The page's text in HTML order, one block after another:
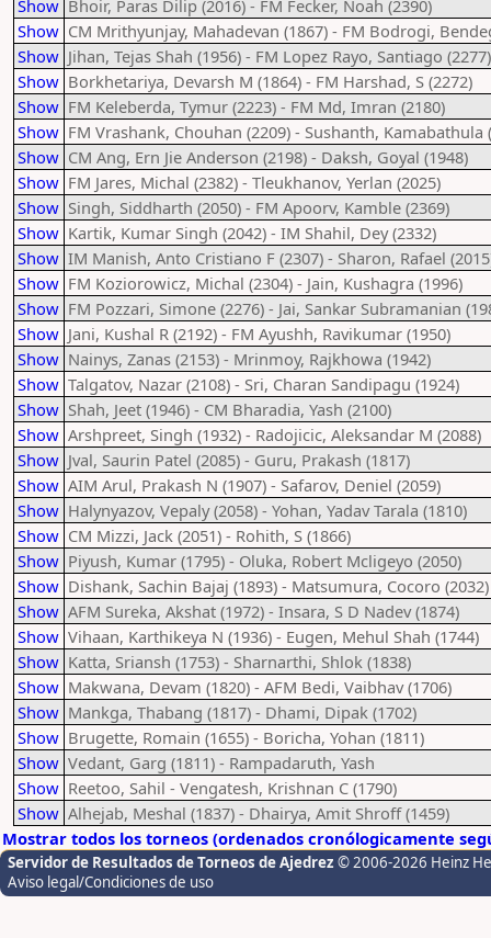
Show Bhoir, Paras Dilip (2016) - FM Fecker, Noah (2390)
Show CM Mrithyunjay, Mahadevan (1867) - FM Bodrogi,
Show Jihan, Tejas Shah (1956) - FM Lopez Rayo, Santiago (2277)
Show Borkhetariya, Devarsh M (1864) - FM Harshad, S (2272)
Show FM Keleberda, Tymur (2223) - FM Md, Imran (2180)
Show FM Vrashank, Chouhan (2209) - Sushanth, Kamabathula
Show CM Ang, Ern Jie Anderson (2198) - Daksh, Goyal (1948)
Show FM Jares, Michal (2382) - Tleukhanov, Yerlan (2025)
Show Singh, Siddharth (2050) - FM Apoorv, Kamble (2369)
Show Kartik, Kumar Singh (2042) - IM Shahil, Dey (2332)
Show IM Manish, Anto Cristiano F (2307) - Sharon, Rafael
Show FM Koziorowicz, Michal (2304) - Jain, Kushagra (1996)
Show FM Pozzari, Simone (2276) - Jai, Sankar Subramanian
Show Jani, Kushal R (2192) - FM Ayushh, Ravikumar (1950)
Show Nainys, Zanas (2153) - Mrinmoy, Rajkhowa (1942)
Show Talgatov, Nazar (2108) - Sri, Charan Sandipagu (1924)
Show Shah, Jeet (1946) - CM Bharadia, Yash (2100)
Show Arshpreet, Singh (1932) - Radojicic, Aleksandar M (2088)
Show Jval, Saurin Patel (2085) - Guru, Prakash (1817)
Show AIM Arul, Prakash N (1907) - Safarov, Deniel (2059)
Show Halynyazov, Vepaly (2058) - Yohan, Yadav Tarala (1810)
Show CM Mizzi, Jack (2051) - Rohith, S (1866)
Show Piyush, Kumar (1795) - Oluka, Robert Mcligeyo (2050)
Show Dishank, Sachin Bajaj (1893) - Matsumura, Cocoro (2032)
Show AFM Sureka, Akshat (1972) - Insara, S D Nadev (1874)
Show Vihaan, Karthikeya N (1936) - Eugen, Mehul Shah (1744)
Show Katta, Sriansh (1753) - Sharnarthi, Shlok (1838)
Show Makwana, Devam (1820) - AFM Bedi, Vaibhav (1706)
Show Mankga, Thabang (1817) - Dhami, Dipak (1702)
Show Brugette, Romain (1655) - Boricha, Yohan (1811)
Show Vedant, Garg (1811) - Rampadaruth, Yash
Show Reetoo, Sahil - Vengatesh, Krishnan C (1790)
Show Alhejab, Meshal (1837) - Dhairya, Amit Shroff (1459)
Mostrar todos los torneos (ordenados cronólogicamente
Servidor de Resultados de Torneos de Ajedrez © 2006-2026 Heinz
Aviso legal/Condiciones de uso